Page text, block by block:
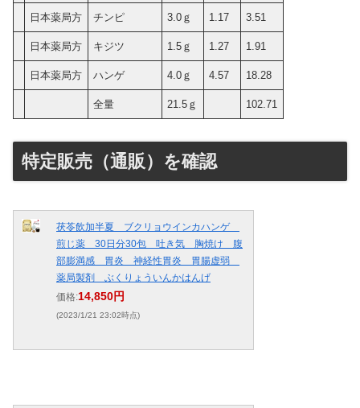
日本薬局方 チンピ 3.0ｇ 1.17 3.51
日本薬局方 キジツ 1.5ｇ 1.27 1.91
日本薬局方 ハンゲ 4.0ｇ 4.57 18.28
全量 21.5ｇ 102.71
特定販売（通販）を確認
茯苓飲加半夏 ブクリョウインカハンゲ
煎じ薬 30日分30包 吐き気 胸焼け 腹
部膨満感 胃炎 神経性胃炎 胃腸虚弱
薬局製剤 ぶくりょういんかはんげ
価格:14,850円
(2023/1/21 23:02時点)